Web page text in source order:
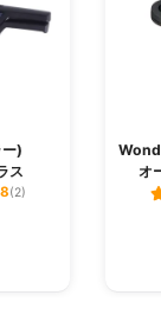
)
ス
(2)
オ